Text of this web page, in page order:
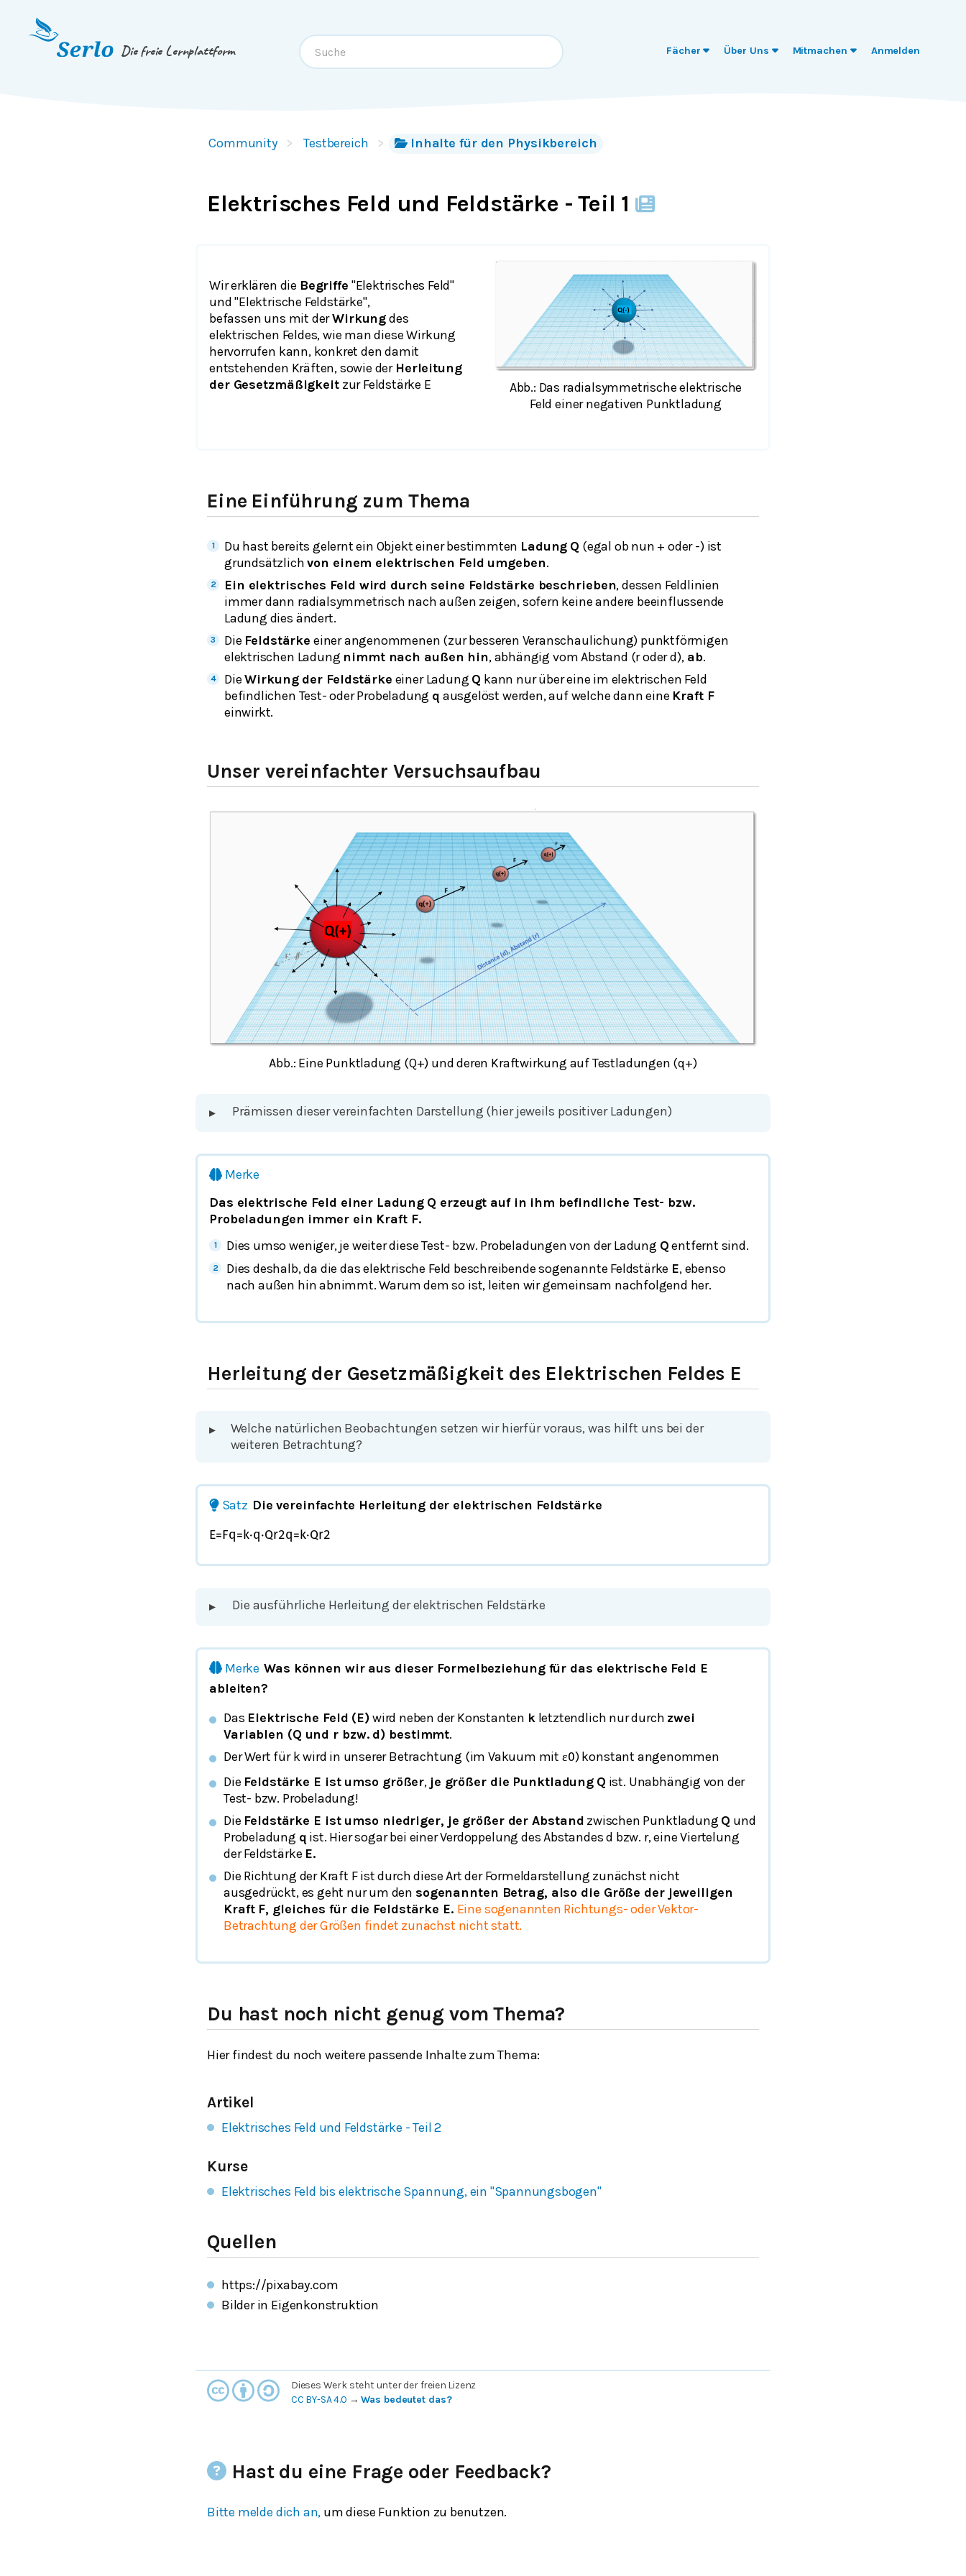
Springe zum
Die freie Lernplattform Fächer Über Uns Mitmachen Anmelden
Community Testbereich Inhalte für den Physikbereich
Elektrisches Feld und Feldstärke - Teil 1
Wir erklären die Begriffe "Elektrisches Feld"
und "Elektrische Feldstärke",
befassen uns mit derWirkungdes
elektrischen Feldes, wie man diese Wirkung
hervorrufen kann, konkret den damit
entstehenden Kräften, sowie der Herleitung
der Gesetzmäßigkeitzur Feldstärke E
Abb.: Das radialsymmetrische elektrische
Feld einer negativen Punktladung
Eine Einführung zum Thema
Du hast bereits gelernt ein Objekt einer bestimmten Ladung Q (egal ob nun + oder -) ist
grundsätzlichvon einem elektrischen Feld umgeben.
Ein elektrisches Feld wird durch seine Feldstärke beschrieben, dessen Feldlinien
immer dann radialsymmetrisch nach außen zeigen, sofern keine andere beeinflussende
Ladung dies ändert.
Die Feldstärke einer angenommenen (zur besseren Veranschaulichung) punktförmigen
elektrischen Ladung nimmt nach außen hin, abhängig vom Abstand (r oder d),ab.
DieWirkung der Feldstärke einer Ladung Q kann nur über eine im elektrischen Feld
befindlichen Test- oder Probeladung q ausgelöst werden, auf welche dann eine Kraft F
einwirkt.
Unser vereinfachter Versuchsaufbau
Abb.: Eine Punktladung (Q+) und deren Kraftwirkung auf Testladungen (q+)
▸ Prämissen dieser vereinfachten Darstellung (hier jeweils positiver Ladungen)
Merke
Das elektrische Feld einer Ladung Q erzeugt auf in ihm befindliche Test- bzw.
Probeladungen immer ein Kraft F.
Dies umso weniger, je weiter diese Test- bzw. Probeladungen von der Ladung Qentfernt sind.
Dies deshalb, da die das elektrische Feld beschreibende sogenannte Feldstärke E, ebenso
nach außen hin abnimmt. Warum dem so ist, leiten wir gemeinsam nachfolgend her.
Herleitung der Gesetzmäßigkeit des Elektrischen Feldes E
▸
Welche natürlichen Beobachtungen setzen wir hierfür voraus, was hilft uns bei der
weiteren Betrachtung?
Satz Die vereinfachte Herleitung der elektrischen Feldstärke
E= Fq= k⋅q⋅Qr2q= k⋅Qr2
▸ Die ausführliche Herleitung der elektrischen Feldstärke
Merke Was können wir aus dieser Formelbeziehung für das elektrische Feld E
ableiten?
Das Elektrische Feld (E)wird neben der Konstanten kletztendlich nur durch zwei
Variablen (Q und r bzw. d) bestimmt.
Der Wert für k wird in unserer Betrachtung (im Vakuum mit ɛ0) konstant angenommen
Die Feldstärke E ist umso größer, je größer die Punktladung Q ist. Unabhängig von der
Test- bzw. Probeladung!
Die Feldstärke E ist umso niedriger, je größer der Abstand zwischen Punktladung Q und
Probeladung q ist. Hier sogar bei einer Verdoppelung des Abstandes d bzw. r, eine Viertelung
der Feldstärke E.
Die Richtung der Kraft F ist durch diese Art der Formeldarstellung zunächst nicht
ausgedrückt, es geht nur um den sogenannten Betrag, also die Größe der jeweiligen
Kraft F, gleiches für die Feldstärke E. Eine sogenannten Richtungs- oder Vektor-
Betrachtung der Größen findet zunächst nicht statt.
Du hast noch nicht genug vom Thema?
Hier findest du noch weitere passende Inhalte zum Thema:
Artikel
Elektrisches Feld und Feldstärke - Teil 2
Kurse
Elektrisches Feld bis elektrische Spannung, ein "Spannungsbogen"
Quellen
https://pixabay.com
Bilder in Eigenkonstruktion
Dieses Werk steht unter der freien Lizenz
CC BY-SA 4.0 →Was bedeutet das?
Hast du eine Frage oder Feedback?
Bitte melde dich an, um diese Funktion zu benutzen.